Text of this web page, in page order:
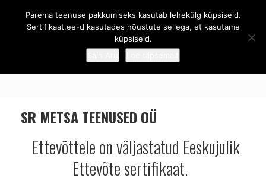
Sertifikaat.ee - Eeskujulik ettevõte
SR METSA TEENUSED OÜ
Ettevõttele on väljastatud Eeskujulik
Ettevõte sertifikaat.
Parema teenuse pakkumiseks kasutab lehekülg küpsiseid.
Sertifikaat.ee-d kasutades nõustute sellega, et kasutame
küpsiseid.